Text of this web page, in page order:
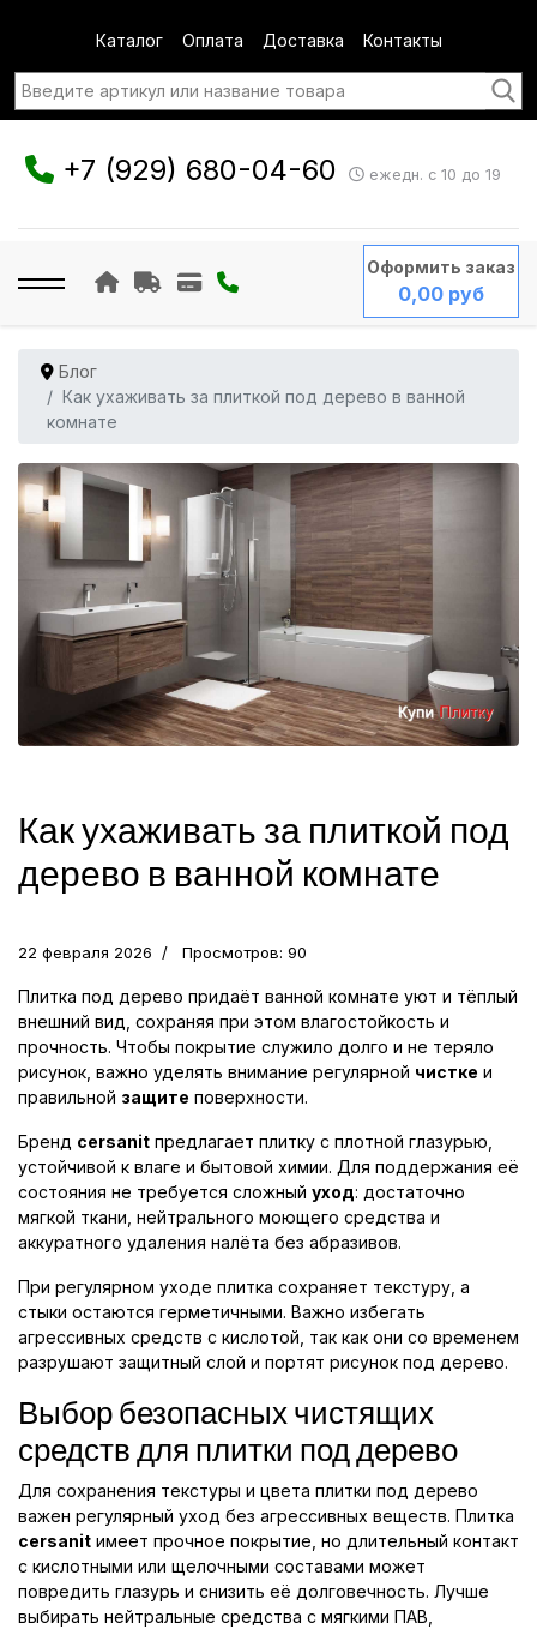
Каталог Оплата Доставка Контакты
+7 (929) 680-04-60 ежедн. с 10 до 19
Оформить заказ
0,00 руб
Блог
Как ухаживать за плиткой под дерево в ванной
комнате
Как ухаживать за плиткой под
дерево в ванной комнате
22 февраля 2026 Просмотров: 90
Плитка под дерево придаёт ванной комнате уют и тёплый
внешний вид, сохраняя при этом влагостойкость и
прочность. Чтобы покрытие служило долго и не теряло
рисунок, важно уделять внимание регулярной чистке и
правильной защите поверхности.
Бренд cersanit предлагает плитку с плотной глазурью,
устойчивой к влаге и бытовой химии. Для поддержания её
состояния не требуется сложный уход: достаточно
мягкой ткани, нейтрального моющего средства и
аккуратного удаления налёта без абразивов.
При регулярном уходе плитка сохраняет текстуру, а
стыки остаются герметичными. Важно избегать
агрессивных средств с кислотой, так как они со временем
разрушают защитный слой и портят рисунок под дерево.
Выбор безопасных чистящих
средств для плитки под дерево
Для сохранения текстуры и цвета плитки под дерево
важен регулярный уход без агрессивных веществ. Плитка
cersanit имеет прочное покрытие, но длительный контакт
с кислотными или щелочными составами может
повредить глазурь и снизить её долговечность. Лучше
выбирать нейтральные средства с мягкими ПАВ,